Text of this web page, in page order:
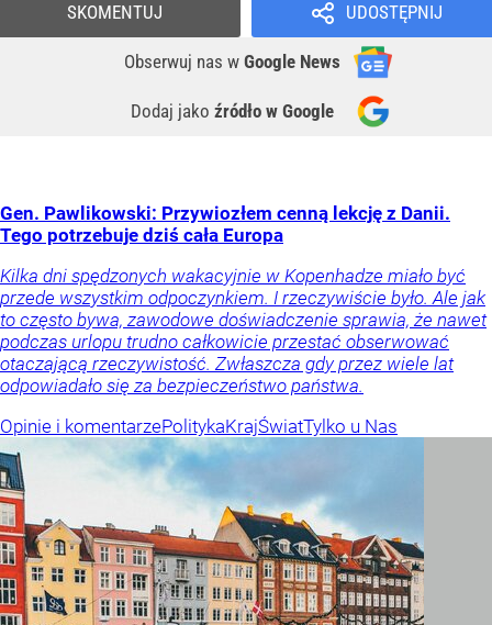
UDOSTĘPNIJ
Obserwuj nas w Google News
Dodaj jako źródło w Google
SKOMENTUJ
Gen. Pawlikowski: Przywiozłem cenną lekcję z Danii.
Tego potrzebuje dziś cała Europa
Kilka dni spędzonych wakacyjnie w Kopenhadze miało być
przede wszystkim odpoczynkiem. I rzeczywiście było. Ale jak
to często bywa, zawodowe doświadczenie sprawia, że nawet
podczas urlopu trudno całkowicie przestać obserwować
otaczającą rzeczywistość. Zwłaszcza gdy przez wiele lat
odpowiadało się za bezpieczeństwo państwa.
Opinie i komentarzePolitykaKrajŚwiatTylko u Nas